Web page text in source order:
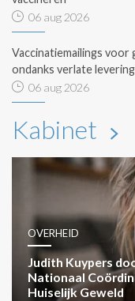
06 aug 2026
Vaccinatiemailings voor
ondanks verlate
06 aug 2026
Kabinet
OVERHEID
Judith Kuypers
Nationaal
Huiselijk Geweld